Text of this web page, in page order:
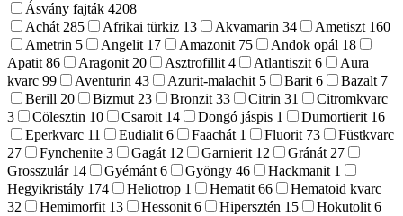
Ásvány fajták 4208
Achát285 Afrikai türkiz 13 Akvamarin 34 Ametiszt 160
Ametrin 5 Angelit 17 Amazonit 75 Andok opál 18
Apatit86 Aragonit20 Asztrofillit4 Atlantiszit6
Aura
kvarc 99 Aventurin 43 Azurit-malachit 5 Barit6 Bazalt 7
Berill 20 Bizmut23 Bronzit33 Citrin 31
Citromkvarc
3
Cölesztin 10 Csaroit 14 Dongó jáspis 1 Dumortierit 16
Eperkvarc 11 Eudialit6 Faachát 1 Fluorit 73
Füstkvarc
27
Fynchenite 3 Gagát 12 Garnierit 12 Gránát27
Grosszulár 14 Gyémánt6 Gyöngy 46 Hackmanit 1
Hegyikristály 174 Heliotrop 1 Hematit66
Hematoid kvarc
32
Hemimorfit 13 Hessonit6 Hipersztén 15 Hokutolit6